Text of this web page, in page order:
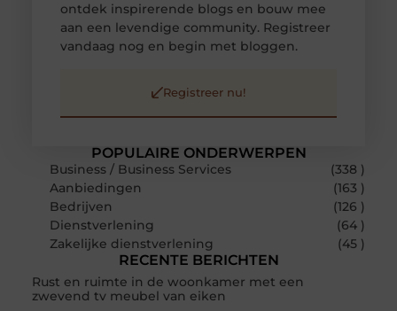
POPULAIRE ONDERWERPEN
Business / Business Services
(338 )
Aanbiedingen
(163 )
Bedrijven
(126 )
Dienstverlening
(64 )
Zakelijke dienstverlening
(45 )
RECENTE BERICHTEN
Rust en ruimte in de woonkamer met een
zwevend tv meubel van eiken
ontdek inspirerende blogs en bouw mee
aan een levendige community. Registreer
vandaag nog en begin met bloggen.
Registreer nu!